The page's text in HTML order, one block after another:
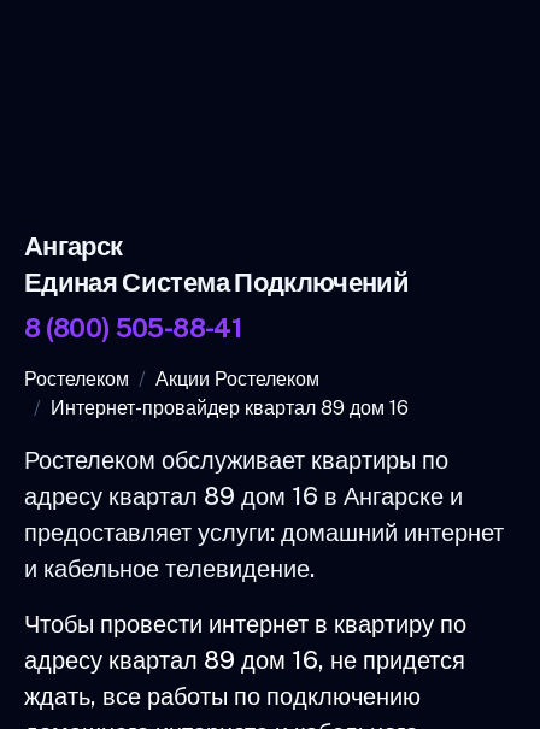
Ангарск
Единая Система Подключений
8 (800) 505-88-41
Ростелеком
Акции Ростелеком
Интернет-провайдер квартал 89 дом 16
Ростелеком обслуживает квартиры по
адресу квартал 89 дом 16 в Ангарске и
предоставляет услуги: домашний интернет
и кабельное телевидение.
Чтобы провести интернет в квартиру по
адресу квартал 89 дом 16, не придется
ждать, все работы по подключению